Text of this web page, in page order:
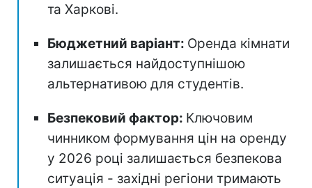
та Харкові.
Бюджетний варіант: Оренда кімнати
залишається найдоступнішою
альтернативою для студентів.
Безпековий фактор: Ключовим
чинником формування цін на оренду
у 2026 році залишається безпекова
ситуація - західні регіони тримають